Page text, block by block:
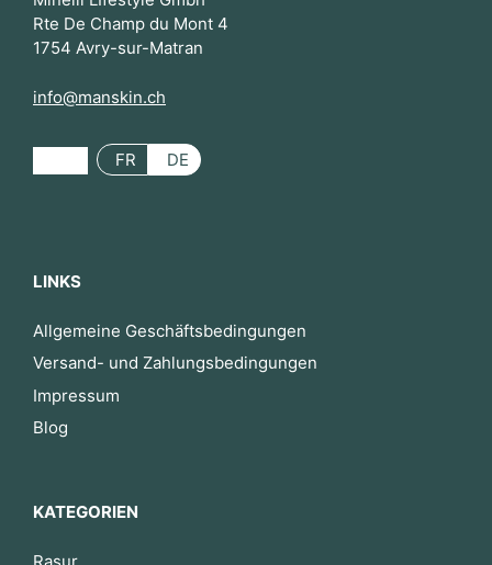
Rte De Champ du Mont 4
1754 Avry-sur-Matran
info@manskin.ch
FR DE
LINKS
Allgemeine Geschäftsbedingungen
Versand- und Zahlungsbedingungen
Impressum
Blog
KATEGORIEN
Rasur